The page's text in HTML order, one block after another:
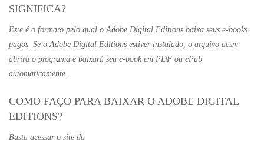
SIGNIFICA?
Este é o formato pelo qual o Adobe Digital Editions baixa seus e-books
pagos. Se o Adobe Digital Editions estiver instalado, o arquivo acsm
abrirá o programa e baixará seu e-book em PDF ou ePub
automaticamente.
COMO FAÇO PARA BAIXAR O ADOBE DIGITAL
EDITIONS?
Basta acessar o site da